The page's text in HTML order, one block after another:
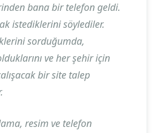
bana bir telefon geldi.
istediklerini söylediler.
sorduğumda,
ve her şehir için
bir site talep
resim ve telefon